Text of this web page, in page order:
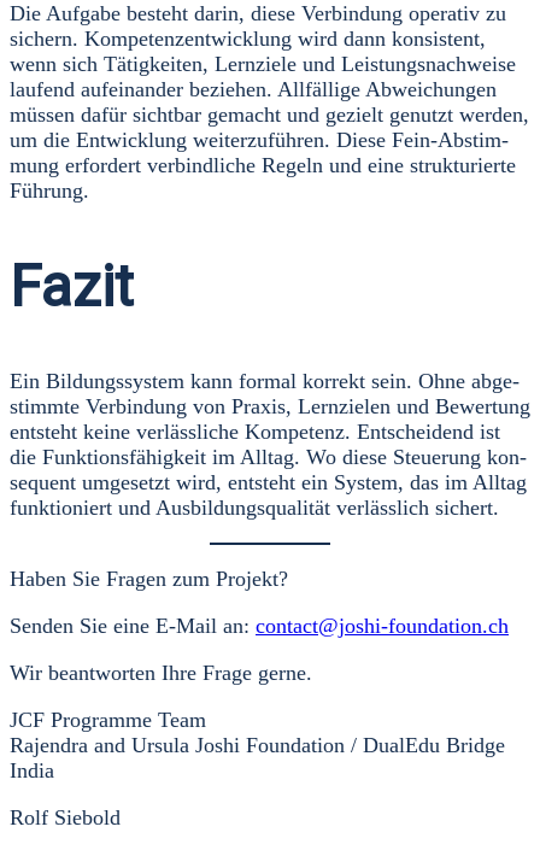
Die Auf­ga­be besteht dar­in, die­se Ver­bin­dung ope­ra­tiv zu
sichern. Kom­pe­tenz­ent­wick­lung wird dann kon­sis­tent,
wenn sich Tätig­kei­ten, Lern­zie­le und Leis­tungs­nach­wei­se
lau­fend auf­ein­an­der bezie­hen. All­fäl­li­ge Abwei­chun­gen
müs­sen dafür sicht­bar gemacht und gezielt genutzt wer­den,
um die Ent­wick­lung wei­ter­zu­füh­ren. Die­se Fein-Abstim­
mung erfor­dert ver­bind­li­che Regeln und eine struk­tu­rier­te
Füh­rung.
Fazit
Ein Bil­dungs­sys­tem kann for­mal kor­rekt sein. Ohne abge­
stimm­te Ver­bin­dung von Pra­xis, Lern­zie­len und Bewer­tung
ent­steht kei­ne ver­läss­li­che Kom­pe­tenz. Ent­schei­dend ist
die Funk­ti­ons­fä­hig­keit im All­tag. Wo die­se Steue­rung kon­
se­quent umge­setzt wird, ent­steht ein Sys­tem, das im All­tag
funk­tio­niert und Aus­bil­dungs­qua­li­tät ver­läss­lich sichert.
Haben Sie Fra­gen zum Pro­jekt?
Sen­den Sie eine E‑Mail an: contact@joshi-foundation.ch
Wir beant­wor­ten Ihre Fra­ge ger­ne.
JCF Pro­gram­me Team
Rajen­dra and Ursu­la Joshi Foun­da­ti­on / Dua­lEdu Bridge
India
Rolf Sie­bold